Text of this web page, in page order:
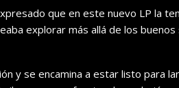
que en este nuevo LP la
explorar más allá de los
y se encamina a estar listo para